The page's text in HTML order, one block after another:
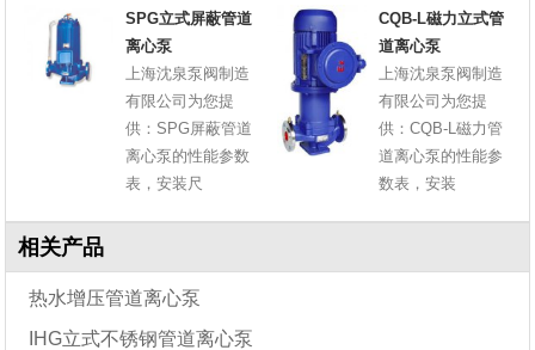
SPG立式屏蔽管道
离心泵
上海沈泉泵阀制造
有限公司为您提
供：SPG屏蔽管道
离心泵的性能参数
表，安装尺
CQB-L磁力立式管
道离心泵
上海沈泉泵阀制造
有限公司为您提
供：CQB-L磁力管
道离心泵的性能参
数表，安装
相关产品
热水增压管道离心泵
IHG立式不锈钢管道离心泵